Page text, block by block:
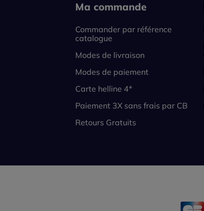
Ma commande
Commander par référence
catalogue
Modes de livraison
Modes de paiement
Carte helline 4*
Paiement 3X sans frais par CB
Retours Gratuits